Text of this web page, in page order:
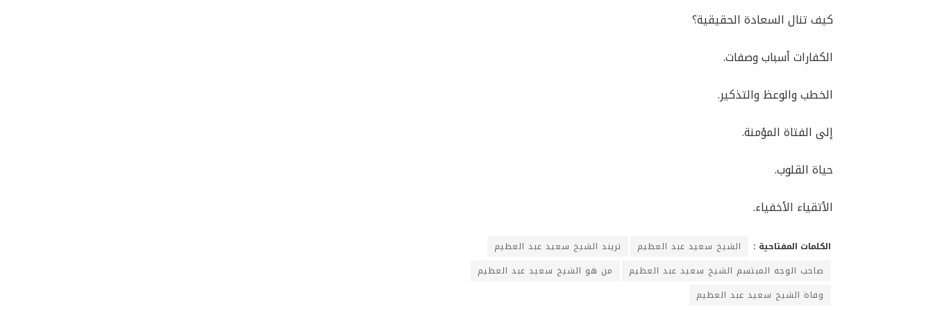
كيف تنال السعادة الحقيقية؟
الكفارات أسباب وصفات.
الخطب والوعظ والتذكير.
إلى الفتاة المؤمنة.
حياة القلوب.
الأتقياء الأخفياء.
الكلمات المفتاحية : الشيخ سعيد عبد العظيم
تريند الشيخ سعيد عبد العظيم
صاحب الوجه المبتسم الشيخ سعيد عبد العظيم
من هو الشيخ سعيد عبد العظيم
وفاة الشيخ سعيد عبد العظيم